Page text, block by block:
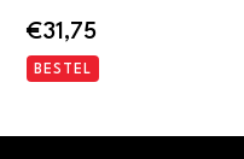
€31,75
BESTEL